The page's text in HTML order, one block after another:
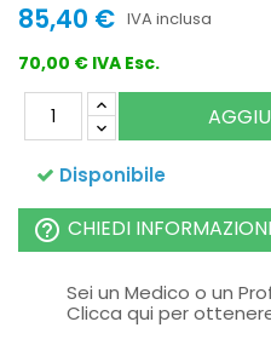
85,40 € IVA inclusa
70,00 € IVA Esc.
Disponibile
help_outline CHIEDI
Sei un Medico o un
Clicca qui per